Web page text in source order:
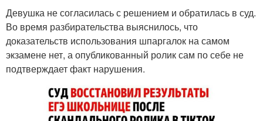
Девушка не согласилась с решением и обратилась в суд.
Во время разбирательства выяснилось, что
доказательств использования шпаргалок на самом
экзамене нет, а опубликованный ролик сам по себе не
подтверждает факт нарушения.